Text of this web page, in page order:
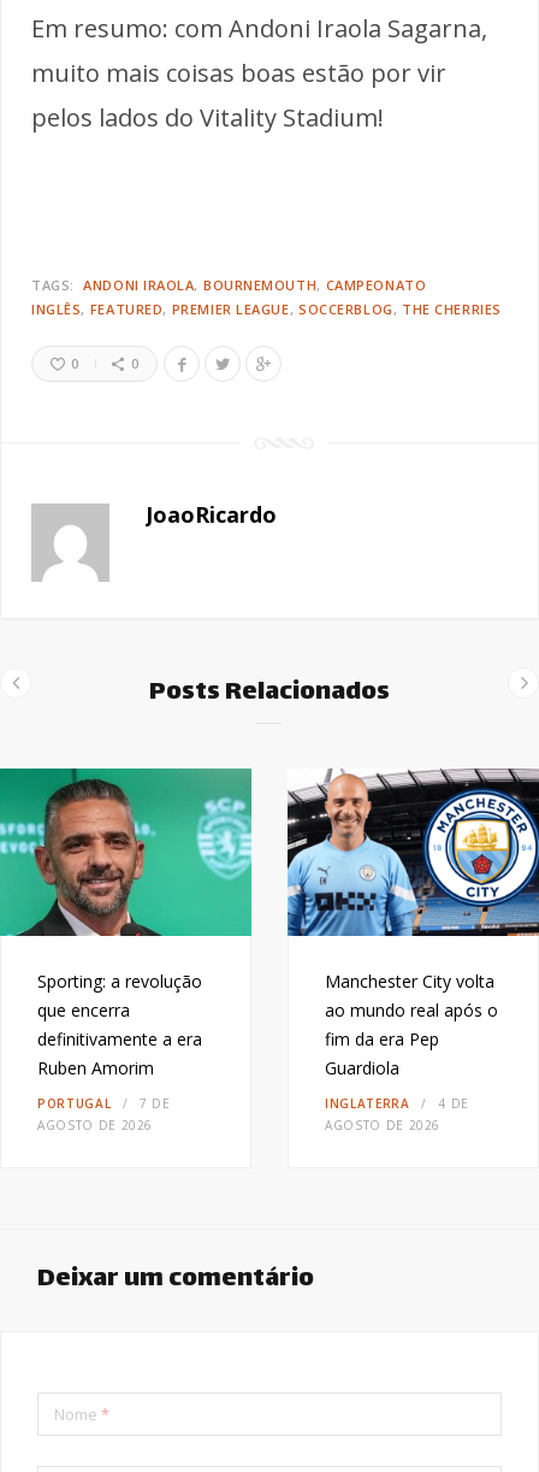
Em resumo: com Andoni Iraola Sagarna,
muito mais coisas boas estão por vir
pelos lados do Vitality Stadium!
TAGS: ANDONI IRAOLA BOURNEMOUTH CAMPEONATO
INGLÊS FEATURED PREMIER LEAGUE SOCCERBLOG THE CHERRIES
0 0
JoaoRicardo
Posts Relacionados
Sporting: a revolução
que encerra
definitivamente a era
Ruben Amorim
PORTUGAL
7 DE
AGOSTO DE 2026
Manchester City volta
ao mundo real após o
fim da era Pep
Guardiola
INGLATERRA
4 DE
AGOSTO DE 2026
Deixar um comentário
Nome *